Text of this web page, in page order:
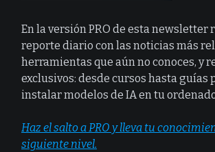
En la versión PRO de esta newsletter
reporte diario con las noticias más
herramientas que aún no conoces, y
exclusivos: desde cursos hasta guías
instalar modelos de IA en tu
Haz el salto a PRO y lleva tu
siguiente nivel.